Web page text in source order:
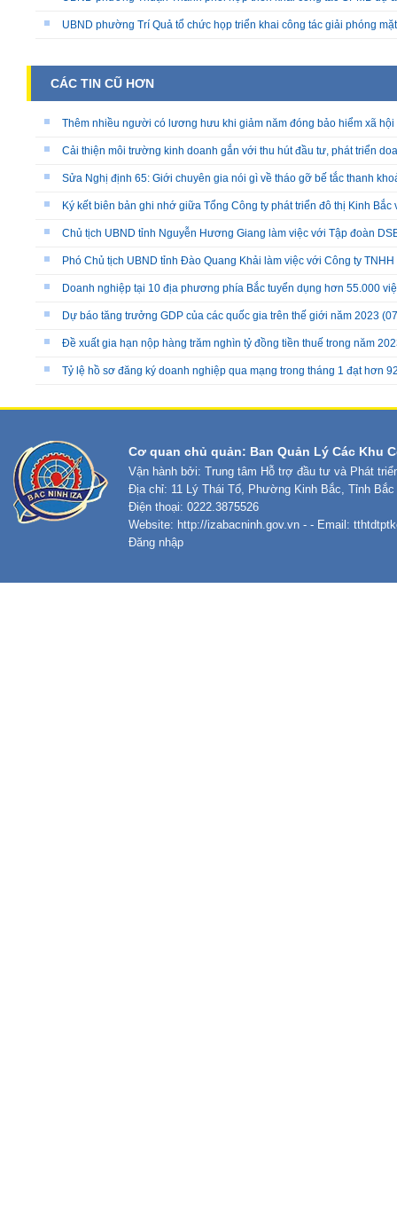
UBND phường Trí Quả tổ chức họp triển khai công tác giải phóng
CÁC TIN CŨ HƠN
Thêm nhiều người có lương hưu khi giảm năm đóng bảo hiểm xã hội
Cải thiện môi trường kinh doanh gắn với thu hút đầu tư, phát triển
Sửa Nghị định 65: Giới chuyên gia nói gì về tháo gỡ bế tắc thanh
Ký kết biên bản ghi nhớ giữa Tổng Công ty phát triển đô thị Kinh Bắc
Chủ tịch UBND tỉnh Nguyễn Hương Giang làm việc với Tập đoàn
Phó Chủ tịch UBND tỉnh Đào Quang Khải làm việc với Công ty
Doanh nghiệp tại 10 địa phương phía Bắc tuyển dụng hơn 55.000
Dự báo tăng trưởng GDP của các quốc gia trên thế giới năm 2023
Đề xuất gia hạn nộp hàng trăm nghìn tỷ đồng tiền thuế trong năm
Tỷ lệ hồ sơ đăng ký doanh nghiệp qua mạng trong tháng 1 đạt hơn
Cơ quan chủ quản: Ban Quản Lý Các Khu
Vận hành bởi: Trung tâm Hỗ trợ đầu tư và Phát
Địa chỉ: 11 Lý Thái Tổ, Phường Kinh Bắc, Tỉnh Bắc
Điện thoại: 0222.3875526
Website: http://izabacninh.gov.vn - - Email:
Đăng nhập